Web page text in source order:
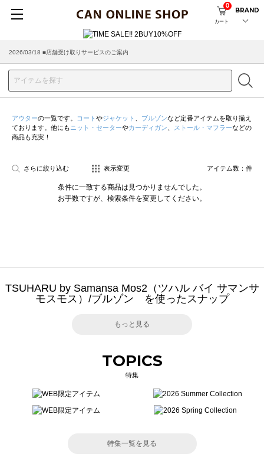
カート
0
BRAND
2026/03/18 ■店舗受け取りサービスのご案内
アウターの一覧です。 コート やジャケット ブルゾンなど定番アイテムを取り揃え
ております。他にも ニット・セーターやカーディガン ストール・マフラーなどの
商品も充実！
さらに絞り込む 表示変更 アイテム数： 件
条件に一致する商品は見つかりませんでした。
お手数ですが、検索条件を変更してください。
TSUHARU by Samansa Mos2（ツハル バイ サマンサ
モスモス）/ブルゾン を使ったスナップ
もっと見る
TOPICS
特集
特集一覧を見る